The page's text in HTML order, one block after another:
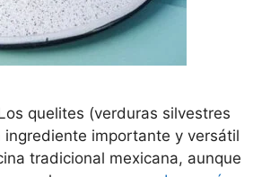
quelites (verduras silvestres
ingrediente importante y versátil
tradicional mexicana, aunque